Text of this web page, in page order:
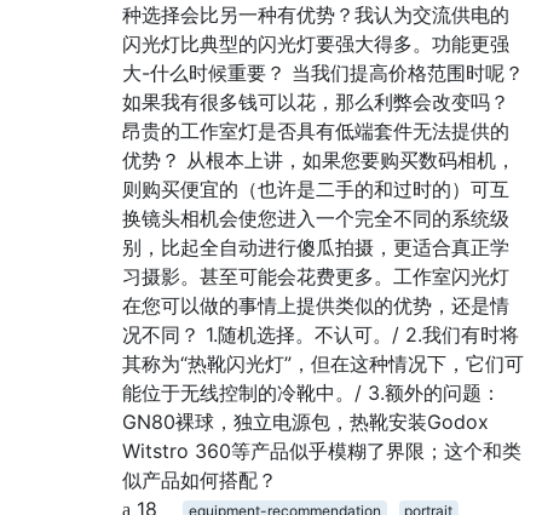
种选择会比另一种有优势？我认为交流供电的
闪光灯比典型的闪光灯要强大得多。功能更强
大-什么时候重要？ 当我们提高价格范围时呢？
如果我有很多钱可以花，那么利弊会改变吗？
昂贵的工作室灯是否具有低端套件无法提供的
优势？ 从根本上讲，如果您要购买数码相机，
则购买便宜的（也许是二手的和过时的）可互
换镜头相机会使您进入一个完全不同的系统级
别，比起全自动进行傻瓜拍摄，更适合真正学
习摄影。甚至可能会花费更多。工作室闪光灯
在您可以做的事情上提供类似的优势，还是情
况不同？ 1.随机选择。不认可。/ 2.我们有时将
其称为“热靴闪光灯”，但在这种情况下，它们可
能位于无线控制的冷靴中。/ 3.额外的问题：
GN80裸球，独立电源包，热靴安装Godox
Witstro 360等产品似乎模糊了界限；这个和类
似产品如何搭配？
18
equipment-recommendation portrait